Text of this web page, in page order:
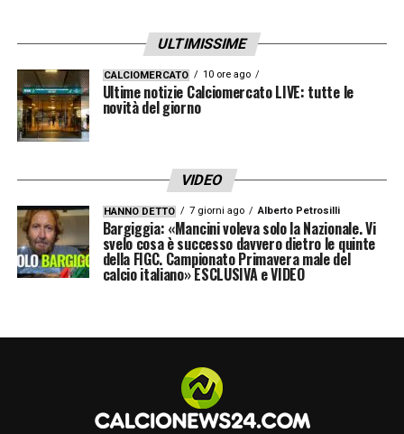
ULTIMISSIME
CALCIOMERCATO 10 ore ago
Ultime notizie Calciomercato LIVE: tutte le
novità del giorno
VIDEO
HANNO DETTO 7 giorni ago Alberto Petrosilli
Bargiggia: «Mancini voleva solo la Nazionale. Vi
svelo cosa è successo davvero dietro le quinte
della FIGC. Campionato Primavera male del
calcio italiano» ESCLUSIVA e VIDEO